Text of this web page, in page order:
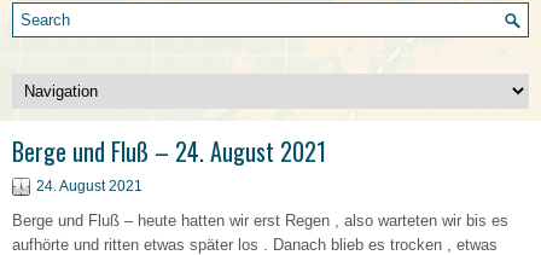
Berge und Fluß – 24. August 2021
24. August 2021
Berge und Fluß – heute hatten wir erst Regen , also warteten wir bis es
aufhörte und ritten etwas später los . Danach blieb es trocken , etwas